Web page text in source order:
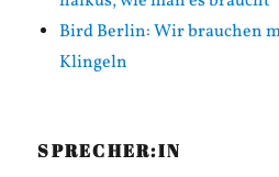
Bird Berlin: Wir brauchen
Klingeln
SPRECHER:IN